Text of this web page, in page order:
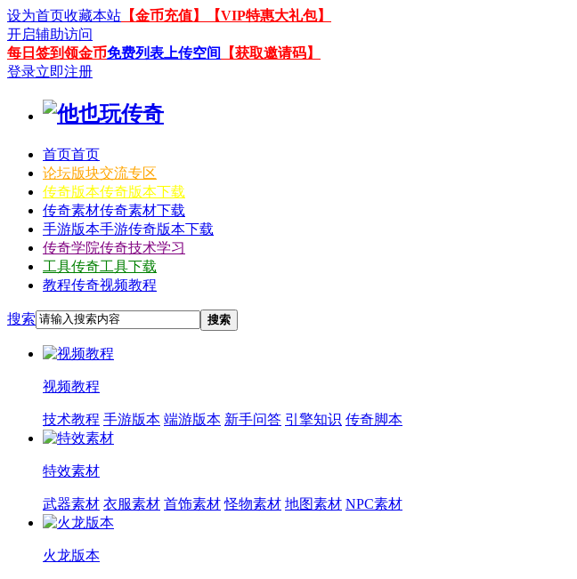
设为首页收藏本站 【金币充值】
【VIP特惠大礼包】
开启辅助访问
每日签到领金币免费列表上传空间
【获取邀请码】
登录立即注册
首页首页
论坛版块交流专区
传奇版本传奇版本下载
传奇素材传奇素材下载
手游版本手游传奇版本下载
传奇学院传奇技术学习
工具传奇工具下载
教程传奇视频教程
搜索 搜索
视频教程
技术教程 手游版本 端游版本 新手问答 引擎知识 传奇脚本
特效素材
武器素材 衣服素材 首饰素材 怪物素材 地图素材 NPC素材
火龙版本